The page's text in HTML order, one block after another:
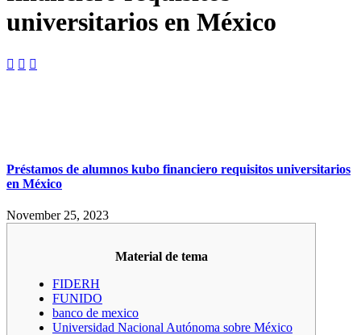
universitarios en México
  
Préstamos de alumnos kubo financiero requisitos universitarios
en México
November 25, 2023
Material de tema
FIDERH
FUNIDO
banco de mexico
Universidad Nacional Autónoma sobre México